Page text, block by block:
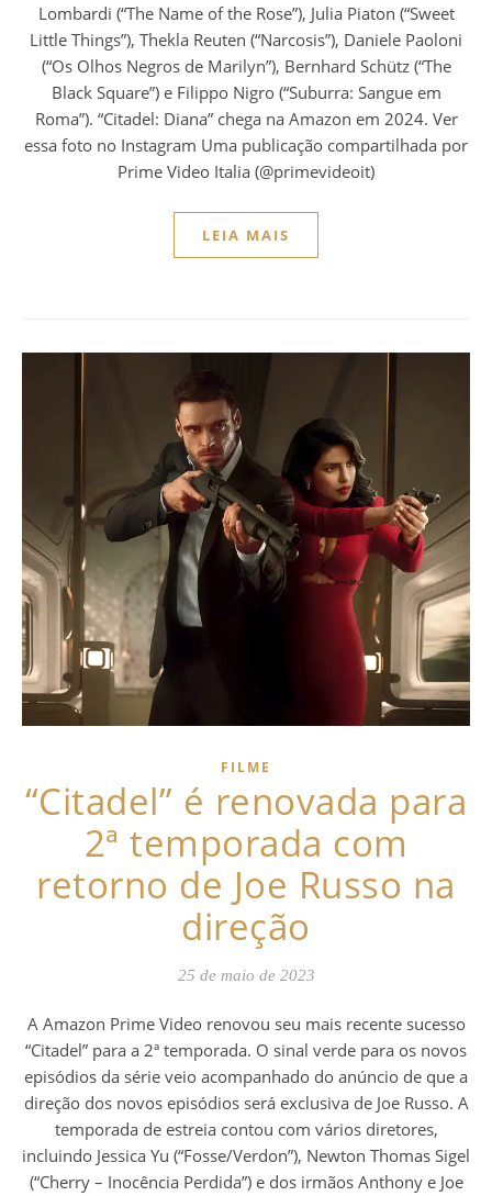
Lombardi (“The Name of the Rose”), Julia Piaton (“Sweet
Little Things”), Thekla Reuten (“Narcosis”), Daniele Paoloni
(“Os Olhos Negros de Marilyn”), Bernhard Schütz (“The
Black Square”) e Filippo Nigro (“Suburra: Sangue em
Roma”). “Citadel: Diana” chega na Amazon em 2024. Ver
essa foto no Instagram Uma publicação compartilhada por
Prime Video Italia (@primevideoit)
LEIA MAIS
FILME
“Citadel” é renovada para
2ª temporada com
retorno de Joe Russo na
direção
25 de maio de 2023
A Amazon Prime Video renovou seu mais recente sucesso
“Citadel” para a 2ª temporada. O sinal verde para os novos
episódios da série veio acompanhado do anúncio de que a
direção dos novos episódios será exclusiva de Joe Russo. A
temporada de estreia contou com vários diretores,
incluindo Jessica Yu (“Fosse/Verdon”), Newton Thomas Sigel
(“Cherry – Inocência Perdida”) e dos irmãos Anthony e Joe